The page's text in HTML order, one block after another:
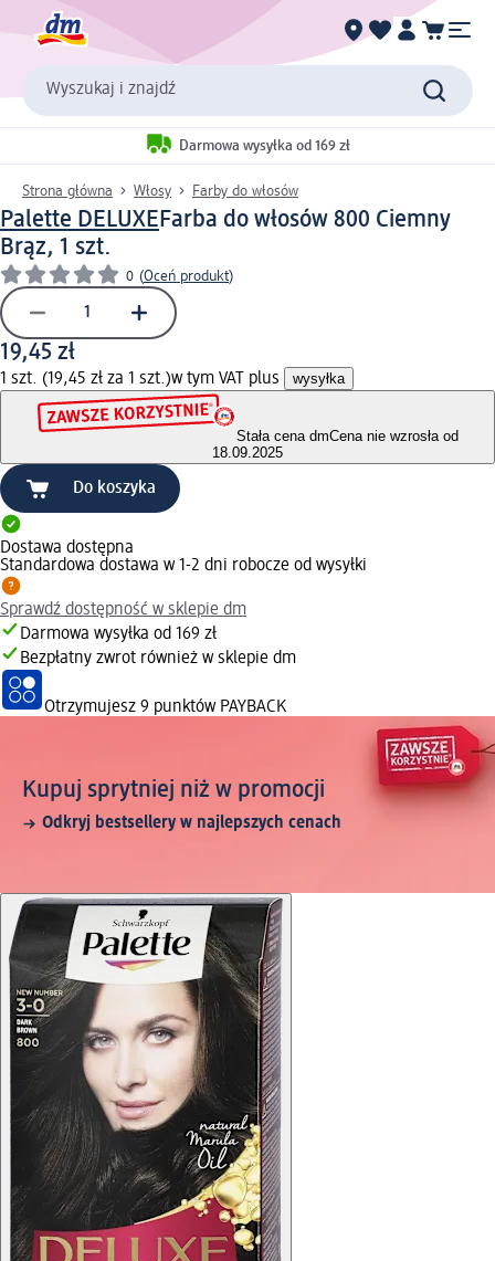
Wyszukaj i znajdź
Darmowa wysyłka od 169 zł
Strona główna Włosy Farby do włosów
Palette DELUXEFarba do włosów 800 Ciemny
Brąz, 1 szt.
0 (Oceń produkt)
19,45 zł
1 szt. (19,45 zł za 1 szt.)w tym VAT plus wysyłka
Stała cena dmCena nie wzrosła od
18.09.2025
Do koszyka
Dostawa dostępna
Standardowa dostawa w 1-2 dni robocze od wysyłki
Sprawdź dostępność w sklepie dm
Darmowa wysyłka od 169 zł
Bezpłatny zwrot również w sklepie dm
Otrzymujesz 9 punktów PAYBACK
Kupuj sprytniej niż w promocji
Odkryj bestsellery w najlepszych cenach